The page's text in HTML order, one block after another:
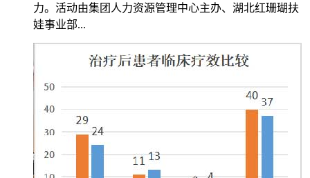
力。活动由集团人力资源管理中心主办、湖北红珊瑚扶
娃事业部...